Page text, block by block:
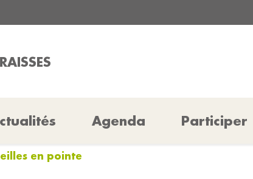
Agenda Participer
en pointe